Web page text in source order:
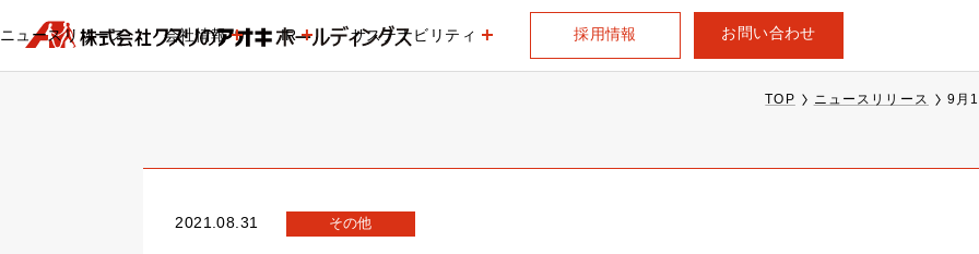
ニュースリリース 会社情報 IR サステナビリティ 採用情報 お問い合わせ
TOP ニュースリリース 9月
2021.08.31 その他